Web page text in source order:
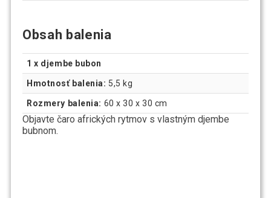
Obsah balenia
1 x djembe bubon
Hmotnosť balenia: 5,5 kg
Rozmery balenia: 60 x 30 x 30 cm
Objavte čaro afrických rytmov s vlastným djembe
bubnom.